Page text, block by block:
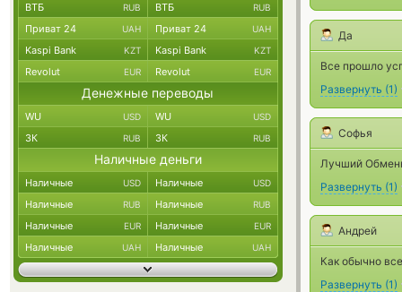
Да
Все прошло
Развернуть (1)
Софья
Лучший
Развернуть (1)
Андрей
Как обычно
Развернуть (1)
ВТБ RUB ВТБ RUB
Приват 24 UAH Приват 24 UAH
Kaspi Bank KZT Kaspi Bank KZT
Revolut EUR Revolut EUR
Денежные переводы
WU USD WU USD
ЗК RUB ЗК RUB
Наличные деньги
Наличные USD Наличные USD
Наличные RUB Наличные RUB
Наличные EUR Наличные EUR
Наличные UAH Наличные UAH